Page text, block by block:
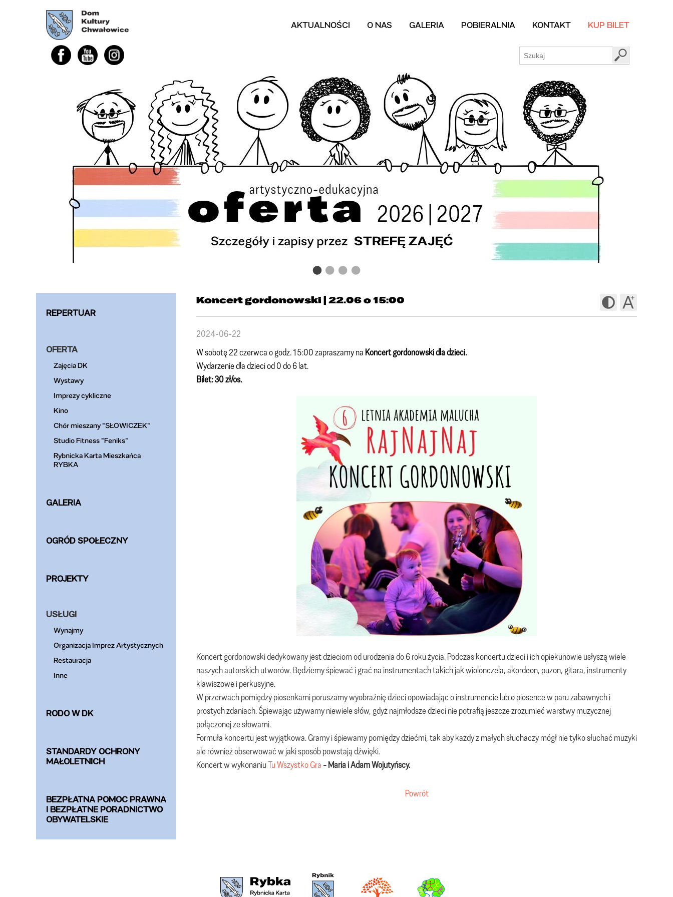
AKTUALNOŚCI O NAS GALERIA POBIERALNIA KONTAKT KUP BILET
REPERTUAR
OFERTA
Zajęcia DK
Wystawy
Imprezy cykliczne
Kino
Chór mieszany "SŁOWICZEK"
Studio Fitness "Feniks"
Rybnicka Karta Mieszkańca
RYBKA
GALERIA
OGRÓD SPOŁECZNY
PROJEKTY
USŁUGI
Wynajmy
Organizacja Imprez Artystycznych
Restauracja
Inne
RODO W DK
STANDARDY OCHRONY
MAŁOLETNICH
BEZPŁATNA POMOC PRAWNA
I BEZPŁATNE PORADNICTWO
OBYWATELSKIE
Koncert gordonowski | 22.06 o 15:00
2024-06-22
W sobotę 22 czerwca o godz. 15:00 zapraszamy na Koncert gordonowski dla dzieci.
Wydarzenie dla dzieci od 0 do 6 lat.
Bilet: 30 zł/os.
Koncert gordonowski dedykowany jest dzieciom od urodzenia do 6 roku życia. Podczas koncertu dzieci i ich opiekunowie usłyszą wiele
naszych autorskich utworów. Będziemy śpiewać i grać na instrumentach takich jak wiolonczela, akordeon, puzon, gitara, instrumenty
klawiszowe i perkusyjne.
W przerwach pomiędzy piosenkami poruszamy wyobraźnię dzieci opowiadając o instrumencie lub o piosence w paru zabawnych i
prostych zdaniach. Śpiewając używamy niewiele słów, gdyż najmłodsze dzieci nie potrafią jeszcze zrozumieć warstwy muzycznej
połączonej ze słowami.
Formuła koncertu jest wyjątkowa. Gramy i śpiewamy pomiędzy dziećmi, tak aby każdy z małych słuchaczy mógł nie tylko słuchać muzyki
ale również obserwować w jaki sposób powstają dźwięki.
Koncert w wykonaniuTu Wszystko Gra - Maria i Adam Wojutyńscy.
Powrót